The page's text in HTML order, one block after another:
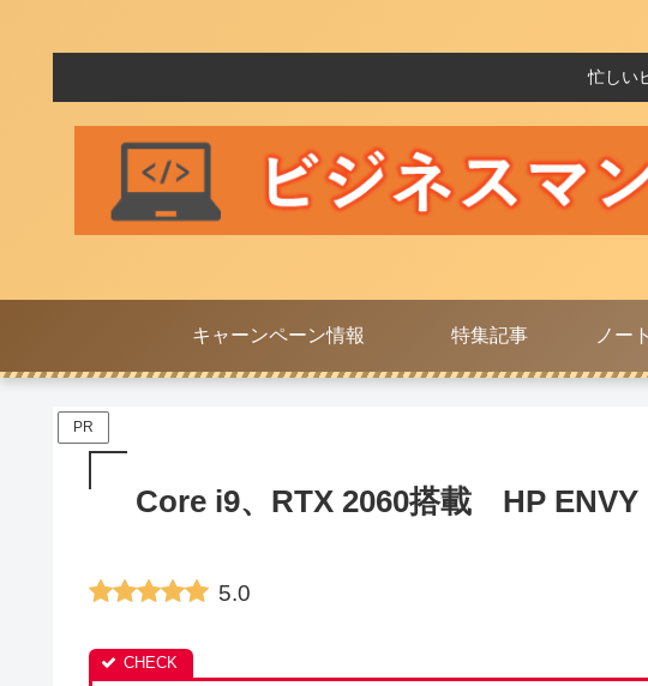
忙しい
キャーンペーン情報 特集記事 ノー
PR
Core i9、RTX 2060搭載 HP ENVY
5.0